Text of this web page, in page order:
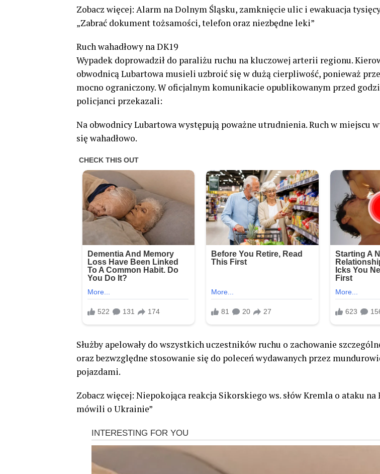
Zobacz więcej: Alarm na Dolnym Śląsku, zamknięcie ulic i ewakuacja
„Zabrać dokument tożsamości, telefon oraz niezbędne leki”
Ruch wahadłowy na DK19
Wypadek doprowadził do paraliżu ruchu na kluczowej arterii regionu.
obwodnicą Lubartowa musieli uzbroić się w dużą cierpliwość, ponieważ
mocno ograniczony. W oficjalnym komunikacie opublikowanym przed
policjanci przekazali:
Na obwodnicy Lubartowa występują poważne utrudnienia. Ruch w miejscu
się wahadłowo.
Służby apelowały do wszystkich uczestników ruchu o zachowanie
oraz bezwzględne stosowanie się do poleceń wydawanych przez
pojazdami.
Zobacz więcej: Niepokojąca reakcja Sikorskiego ws. słów Kremla o ataku na
mówili o Ukrainie”